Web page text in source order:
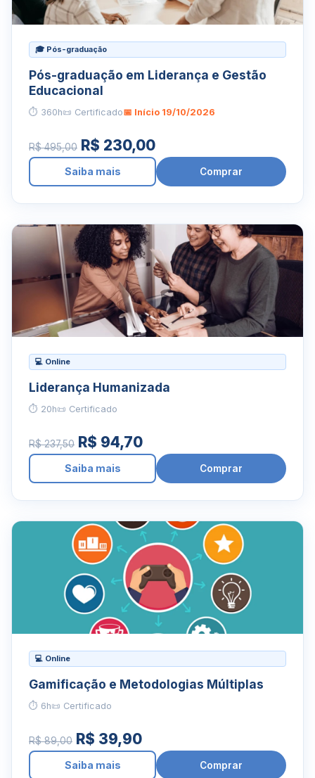
🎓 Pós-graduação
Pós-graduação em Liderança e Gestão
Educacional
⏱ 360h📜 Certificado📅 Início 19/10/2026
R$ 495,00 R$ 230,00
Saiba mais Comprar
💻 Online
Liderança Humanizada
⏱ 20h📜 Certificado
R$ 237,50 R$ 94,70
Saiba mais Comprar
💻 Online
Gamificação e Metodologias Múltiplas
⏱ 6h📜 Certificado
R$ 89,00 R$ 39,90
Saiba mais Comprar